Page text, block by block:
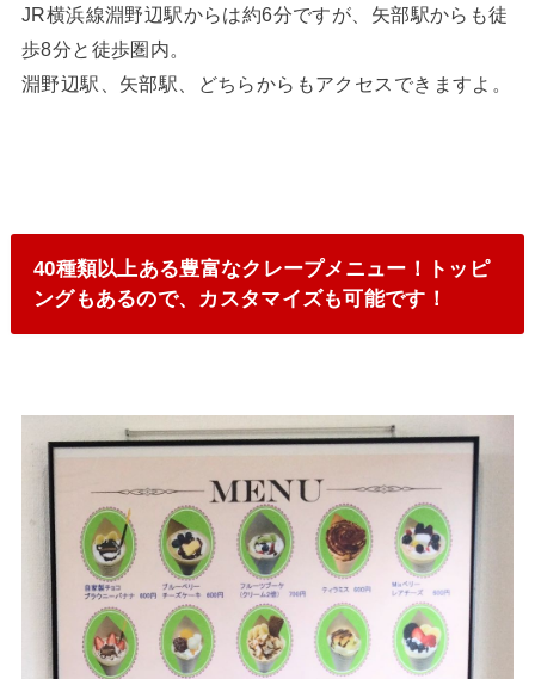
JR横浜線淵野辺駅からは約6分ですが、矢部駅からも徒
歩8分と徒歩圏内。
淵野辺駅、矢部駅、どちらからもアクセスできますよ。
40種類以上ある豊富なクレープメニュー！トッピ
ングもあるので、カスタマイズも可能です！